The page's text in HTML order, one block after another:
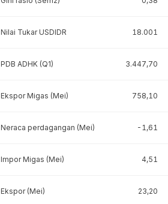
Nilai Tukar USDIDR 18.001
PDB ADHK (Q1) 3.447,70
Ekspor Migas (Mei) 758,10
Neraca perdagangan (Mei) -1,61
Impor Migas (Mei) 4,51
Ekspor (Mei) 23,20